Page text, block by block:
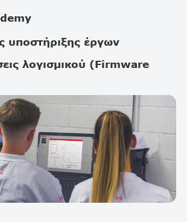
υποστήριξης έργων
λογισμικού (Firmware